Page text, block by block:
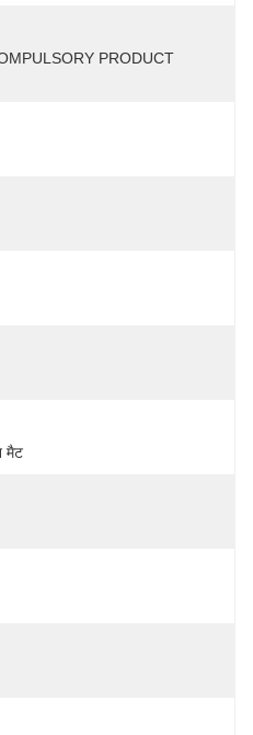
PRODUCT
मैट